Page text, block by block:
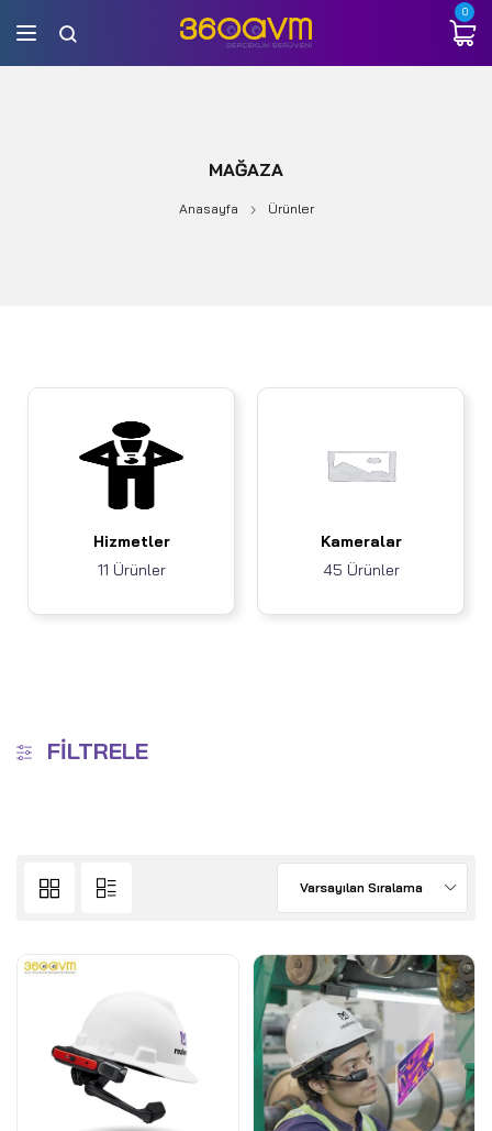
0
MAĞAZA
Anasayfa Ürünler
Hizmetler
11 Ürünler
Kameralar
45 Ürünler
FILTRELE
Varsayılan Sıralama